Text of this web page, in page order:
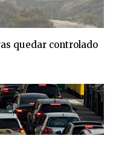
quedar controlado